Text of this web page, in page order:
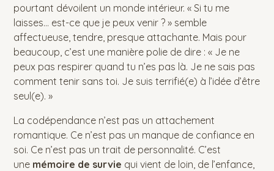
pourtant dévoilent un monde intérieur. « Si tu me
laisses… est-ce que je peux venir ? » semble
affectueuse, tendre, presque attachante. Mais pour
beaucoup, c’est une manière polie de dire : « Je ne
peux pas respirer quand tu n’es pas là. Je ne sais pas
comment tenir sans toi. Je suis terrifié(e) à l’idée d’être
seul(e). »
La codépendance n’est pas un attachement
romantique. Ce n’est pas un manque de confiance en
soi. Ce n’est pas un trait de personnalité. C’est
une mémoire de survie qui vient de loin, de l’enfance,